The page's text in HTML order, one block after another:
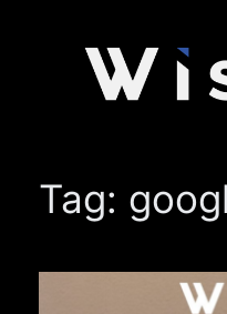
Tag: